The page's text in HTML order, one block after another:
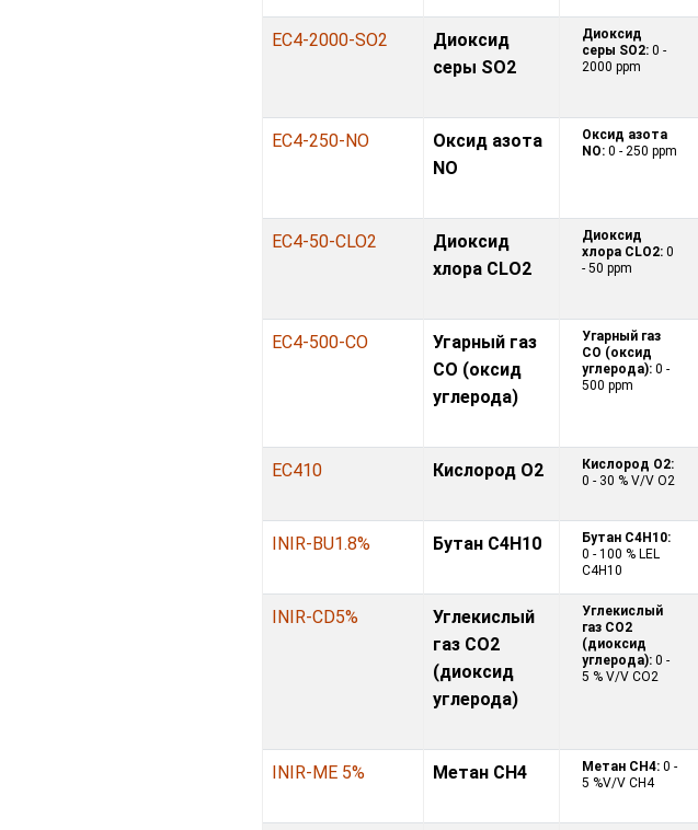
EC4-2000-SO2
Диоксид
серы SO2
Диоксид
серы SO2:0 -
2000 ppm
EC4-250-NO
Оксид азота
NO
Оксид азота
NO:0 - 250 ppm
EC4-50-CLO2
Диоксид
хлора CLO2
Диоксид
хлора CLO2:0
- 50 ppm
EC4-500-CO
Угарный газ
CO (оксид
углерода)
Угарный газ
CO (оксид
углерода):0 -
500 ppm
EC410 Кислород O2
Кислород O2:
0 - 30 % V/V O2
INIR-BU1.8% Бутан C4H10
Бутан C4H10:
0 - 100 % LEL
C4H10
INIR-CD5%
Углекислый
газ CO2
(диоксид
углерода)
Углекислый
газ CO2
(диоксид
углерода):0 -
5 % V/V CO2
INIR-ME 5% Метан CH4 Метан CH4:0 -
5 %V/V CH4